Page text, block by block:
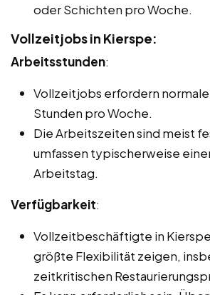
oder Schichten pro Woche.
Vollzeitjobs in Kierspe:
Arbeitsstunden:
Vollzeitjobs erfordern
Stunden pro Woche.
Die Arbeitszeiten sind meist
umfassen typischerweise
Arbeitstag.
Verfügbarkeit:
Vollzeitbeschäftigte in
größte Flexibilität zeigen,
zeitkritischen